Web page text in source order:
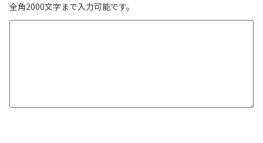
全角2000文字まで入力可能です。